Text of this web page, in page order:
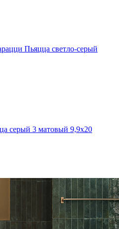
Пьяцца светло-серый
серый 3 матовый 9,9x20